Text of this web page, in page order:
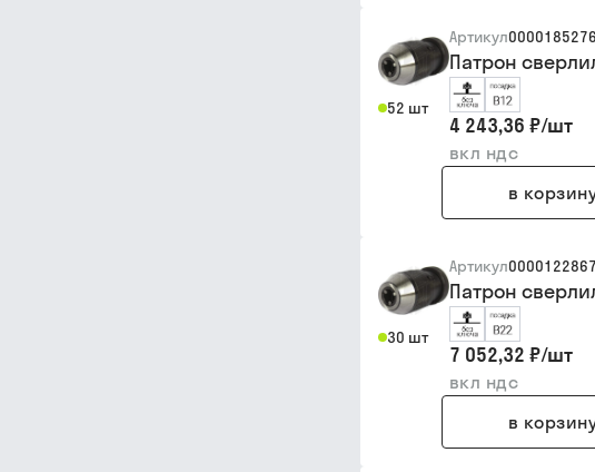
52 шт
Артикул
Патрон
4 243,36 ₽/шт
вкл ндс
в
30 шт
Артикул
Патрон
7 052,32 ₽/шт
вкл ндс
в